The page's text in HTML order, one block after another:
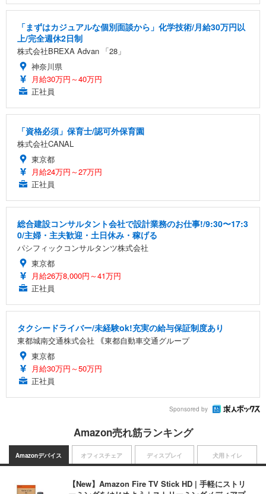
「まずはカジュアルな個別面談から」化学技術/月給30万円以
上/完全週休2日制
株式会社BREXA Advan 「28」
神奈川県
月給30万円～40万円
正社員
「資格必須」保育士/認可外保育園
株式会社CANAL
東京都
月給24万円～27万円
正社員
総合建設コンサルタント会社で設計業務のお仕事!/9:30〜17:3
0/主婦・主夫歓迎・土日休み・稼げる
パシフィックコンサルタンツ株式会社
東京都
月給26万8,000円～41万円
正社員
タクシードライバー/未経験ok!充実の給与保証制度あり
東都城南交通株式会社 ｟東都自動車交通グループ
東京都
月給30万円～50万円
正社員
Sponsored by
Amazon売れ筋ランキング
Amazonデバイス
【New】Amazon Fire TV Stick HD | 手軽にストリ
オフィスチェア ディスプレイ 犬用トイレ